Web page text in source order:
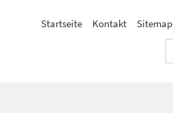
Startseite Kontakt Sitemap